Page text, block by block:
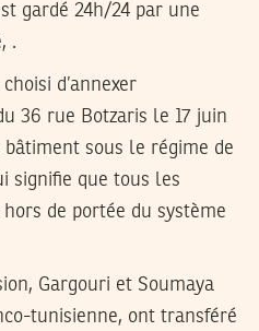
gardé 24h/24 par une
.
choisi d’annexer
36 rue Botzaris le 17 juin
sous le régime de
signifie que tous les
de portée du système
Gargouri et Soumaya
tunisienne, ont transféré